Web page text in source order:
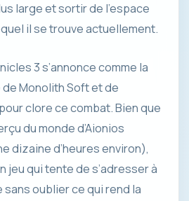
large et sortir de l’espace
il se trouve actuellement.
3 s’annonce comme la
Monolith Soft et de
clore ce combat. Bien que
du monde d’Aionios
dizaine d’heures environ),
jeu qui tente de s’adresser à
oublier ce qui rend la